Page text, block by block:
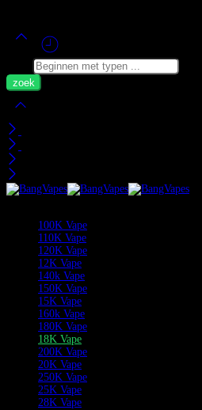
100K Vape
110K Vape
120K Vape
12K Vape
140k Vape
150K Vape
15K Vape
160k Vape
180K Vape
18K Vape
200K Vape
20K Vape
250K Vape
25K Vape
28K Vape